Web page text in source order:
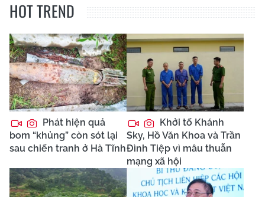
HOT TREND
Phát hiện quả
bom “khủng” còn sót lại
sau chiến tranh ở Hà Tĩnh
Khởi tố Khánh
Sky, Hồ Văn Khoa và Trần
Đình Tiệp vì mâu thuẫn
mạng xã hội